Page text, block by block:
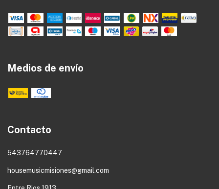
Medios de envío
Contacto
543764770447
housemusicmisiones@gmail.com